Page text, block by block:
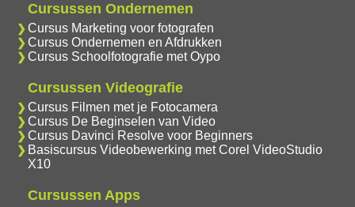
Cursussen Ondernemen
Cursus Marketing voor fotografen
Cursus Ondernemen en Afdrukken
Cursus Schoolfotografie met Oypo
Cursussen Videografie
Cursus Filmen met je Fotocamera
Cursus De Beginselen van Video
Cursus Davinci Resolve voor Beginners
Basiscursus Videobewerking met Corel VideoStudio
X10
Cursussen Apps